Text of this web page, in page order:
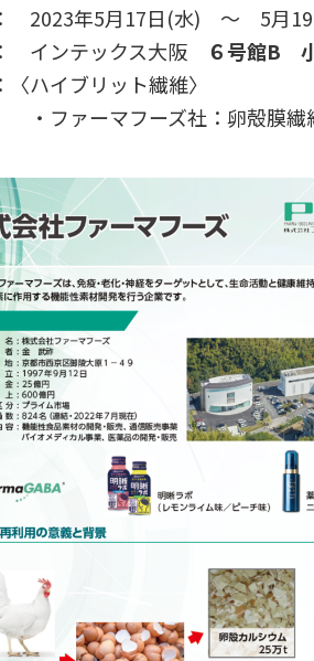
2023年5月17日(水) ～ 5月19
インテックス大阪
６号館B
〈ハイブリット繊維〉
ーマフーズ社：卵殻膜繊維